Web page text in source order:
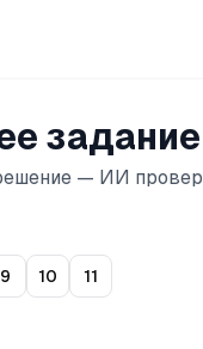
задание
— ИИ
9 10 11